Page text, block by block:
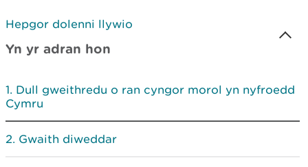
Hepgor dolenni llywio
Yn yr adran hon
Dull gweithredu o ran cyngor morol yn nyfroedd
Cymru
Gwaith diweddar